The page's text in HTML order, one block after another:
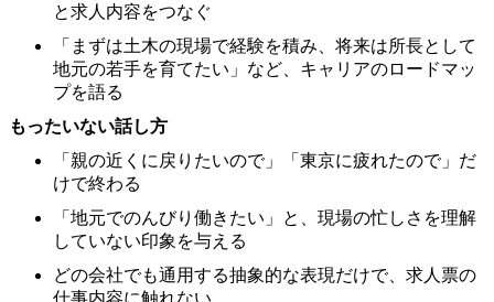
と求人内容をつなぐ
「まずは土木の現場で経験を積み、将来は所長として
地元の若手を育てたい」など、キャリアのロードマッ
プを語る
もったいない話し方
「親の近くに戻りたいので」「東京に疲れたので」だ
けで終わる
「地元でのんびり働きたい」と、現場の忙しさを理解
していない印象を与える
どの会社でも通用する抽象的な表現だけで、求人票の
仕事内容に触れない